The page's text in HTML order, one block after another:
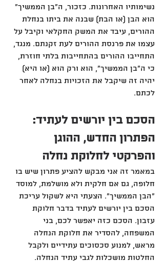
נשימותיו האחרונות. כזכור, ה"בן הממשיך"
הוא הבן (או הבת) שבנה את ביתו בנחלת
ההורים, עיבד את המשק החקלאי וקיבל על
עצמו את פרנסת ההורים לעת זקנתם. מנגד,
התחייבו ההורים בהתחייבות בלתי חוזרת,
כי ה"בן הממשיך", הוא ורק הוא (או היא)
יהיה זה שיקבל את הזכויות בנחלה לאחר
לכתם.
הסכם בין יורשים לעתיד:
הפתרון החדש, ההוגן
והפרקטי לחלוקת נחלה
במאמר זה אני מבקש להציע פתרון שיש בו
חלופה, גם אם חלקית ולא מושלמת, למוסד
"הבן הממשיך". הצעתי היא לשקול עריכת
הסכם בין יורשים לעתיד בדבר חלוקת
עזבון. הסכם כזה יאפשר לכם, בני
המשפחה, להסדיר את חלוקת הנחלה
מראש, למנוע סכסוכים עתידיים ולקבל
החלטות מושכלות לגבי עתיד הנחלה.